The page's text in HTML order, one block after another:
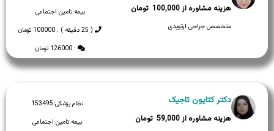
بیمه:تامین اجتماعی
( 25 دقیقه ) : 100000 تومان
: 126000 تومان
100,000
متخصص جراحی ارتوپدی
نظام پزشکی:153495
بیمه:تامین اجتماعی
دکتر کتایون تاجیک
59,000